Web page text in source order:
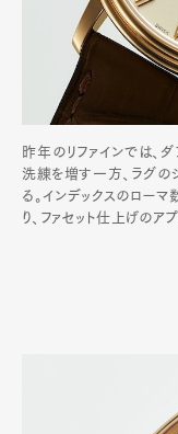
昨年のリファインでは、
洗練を増す一方、ラグの
る。インデックスのロー
り、ファセット仕上げのア